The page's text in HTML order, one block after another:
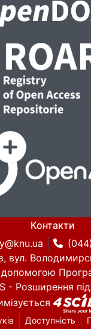
Контакти
вул.
допомогою
- Розширення
Доступність